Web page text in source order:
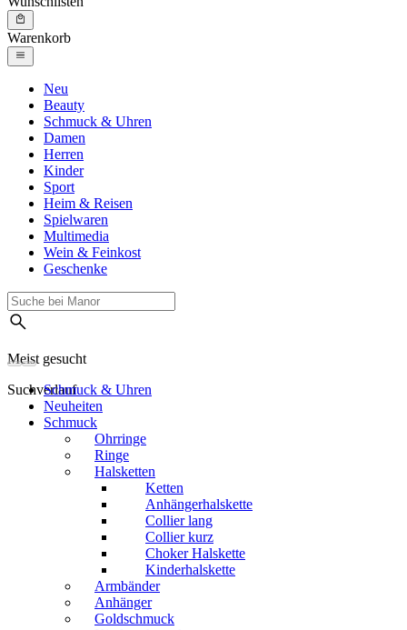
Warenkorb
Neu
Beauty
Schmuck & Uhren
Damen
Herren
Kinder
Sport
Heim & Reisen
Spielwaren
Multimedia
Wein & Feinkost
Geschenke
Meist gesucht
SuchverlaufSchmuck & Uhren
Neuheiten
Schmuck
Ohrringe
Ringe
Halsketten
Ketten
Anhängerhalskette
Collier lang
Collier kurz
Choker Halskette
Kinderhalskette
Armbänder
Anhänger
Goldschmuck